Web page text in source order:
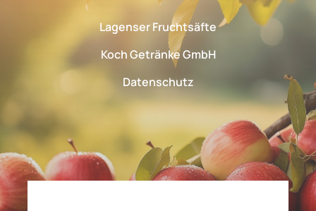
Lagenser Fruchtsäfte
Koch Getränke GmbH
Datenschutz